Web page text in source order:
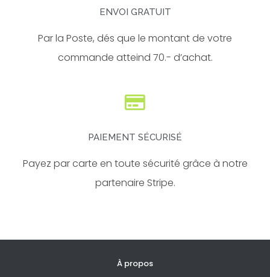
ENVOI GRATUIT
Par la Poste, dés que le montant de votre
commande atteind 70.- d’achat.
PAIEMENT SÉCURISÉ
Payez par carte en toute sécurité grâce à notre
partenaire Stripe.
À propos